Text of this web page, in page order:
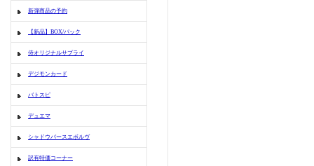
新弾商品の予約
【新品】BOX/パック
侍オリジナルサプライ
デジモンカード
バトスピ
デュエマ
シャドウバースエボルヴ
訳有特価コーナー